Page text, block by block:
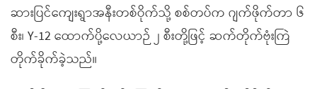
ဆားပြင်ကျေးရွာအနီးတစ်ဝိုက်သို့ စစ်တပ်က ဂျက်ဖိုက်တာ ၆
စီး၊ Y-12 ထောက်ပို့လေယာဉ် ၂ စီးတို့ဖြင့် ဆက်တိုက်ဗုံးကြဲ
တိုက်ခိုက်ခဲ့သည်။